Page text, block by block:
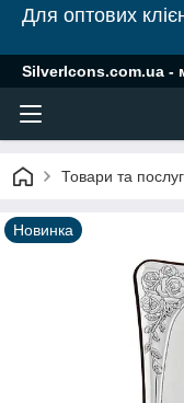
Для оптових
SilverIcons.com.ua -
Товари та
Новинка